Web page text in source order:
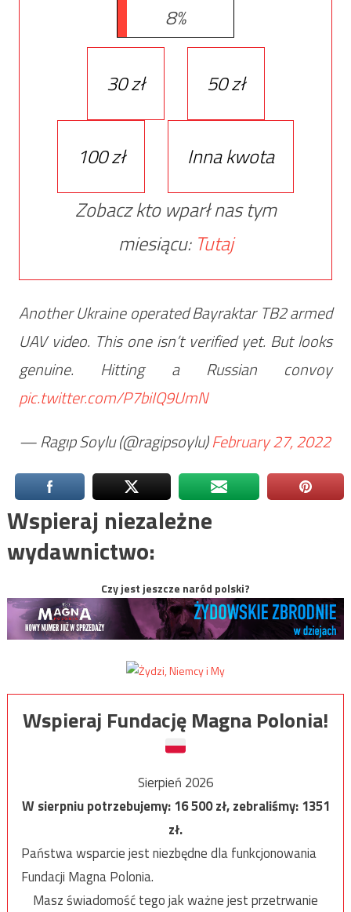
8%
30 zł 50 zł
100 zł
Inna kwota
Zobacz kto wparł nas tym
miesiącu: Tutaj
Another Ukraine operated Bayraktar TB2 armed
UAV video. This one isn’t verified yet. But looks
genuine. Hitting a Russian convoy
pic.twitter.com/P7biIQ9UmN
— Ragıp Soylu (@ragipsoylu)February 27, 2022
Wspieraj niezależne
wydawnictwo:
Czy jest jeszcze naród polski?
Wspieraj Fundację Magna Polonia!
Sierpień 2026
W sierpniu potrzebujemy:16 500zł, zebraliśmy:1351
zł.
Państwa wsparcie jest niezbędne dla funkcjonowania
Fundacji Magna Polonia.
Masz świadomość tego jak ważne jest przetrwanie